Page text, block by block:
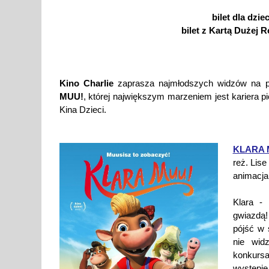
bilet dla
bilet z Kartą Dużej
Kino Charliezaprasza najmłodszych widzów
MUU!, której największym marzeniem jest kariera
Kina Dzieci.
KLARA
reż.
Klara -
pójść w
nie